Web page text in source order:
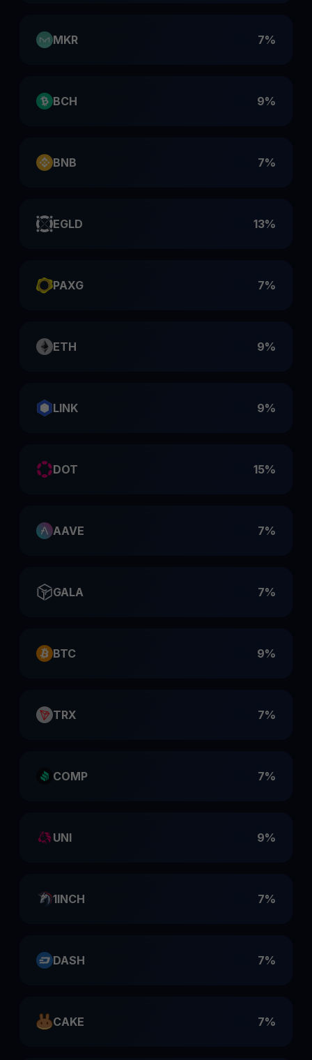
MKR 7%
BCH 9%
BNB 7%
EGLD 13%
PAXG 7%
ETH 9%
LINK 9%
DOT 15%
AAVE 7%
GALA 7%
BTC 9%
TRX 7%
COMP 7%
UNI 9%
1INCH 7%
DASH 7%
CAKE 7%